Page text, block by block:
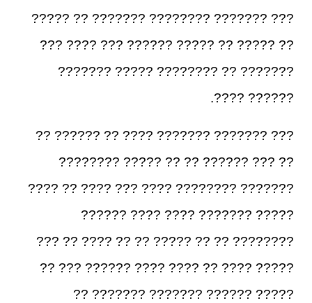
??? ??????? ???????? ??????? ?? ?????
?? ????? ?? ????? ?????? ??? ???? ???
??????? ?? ???????? ????? ???????
?????? ????.
??? ??????? ??????? ???? ?? ?????? ??
?? ??? ?????? ?? ?? ????? ????????
??????? ???????? ???? ??? ???? ?? ????
????? ??????? ???? ???? ??????
???????? ?? ?? ????? ?? ?? ???? ?? ???
????? ???? ?? ???? ???? ?????? ??? ??
????? ?????? ??????? ??????? ??